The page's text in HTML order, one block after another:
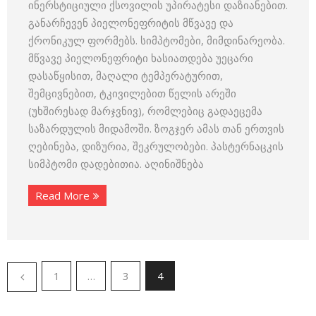
ინერსტიციული ქსოვილის უპირატესი დაზიანებით.
განარჩევენ პიელონეფრიტის მწვავე და
ქრონიკულ ფორმებს. სიმპტომები, მიმდინარეობა.
მწვავე პიელონეფრიტი ხასიათდება უეცარი
დასაწყისით, მაღალი ტემპერატურით,
შემცივნებით, ტკივილებით წელის არეში
(უხშირესად მარჯვნივ), რომლებიც გადაეცემა
საზარდულის მიდამოში. ზოგჯერ ამას თან ერთვის
ღებინება, დიზურია, შეკრულობები. პასტერნაცკის
სიმპტომი დადებითია. აღინიშნება
Read More
1 … 3 4